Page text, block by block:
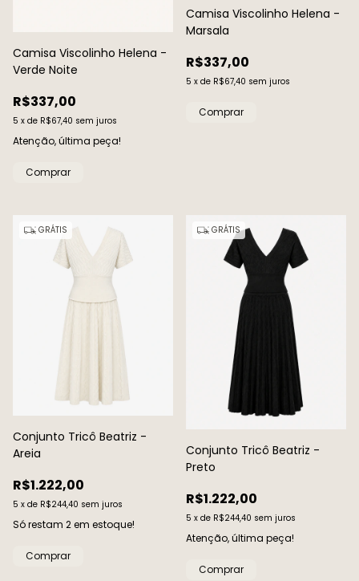
Camisa Viscolinho Helena -
Verde Noite
R$337,00
5 x de R$67,40 sem juros
Atenção, última peça!
Comprar
Camisa Viscolinho Helena -
Marsala
R$337,00
5 x de R$67,40 sem juros
Comprar
GRÁTIS
Conjunto Tricô Beatriz -
Areia
R$1.222,00
5 x de R$244,40 sem juros
Só restam 2em estoque!
Comprar
GRÁTIS
Conjunto Tricô Beatriz -
Preto
R$1.222,00
5 x de R$244,40 sem juros
Atenção, última peça!
Comprar